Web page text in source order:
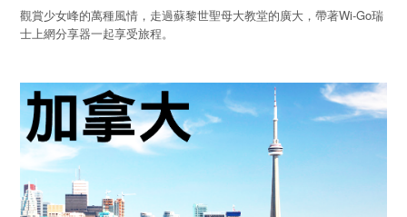
觀賞少女峰的萬種風情，走過蘇黎世聖母大教堂的廣大，帶著Wi-Go瑞
士上網分享器一起享受旅程。